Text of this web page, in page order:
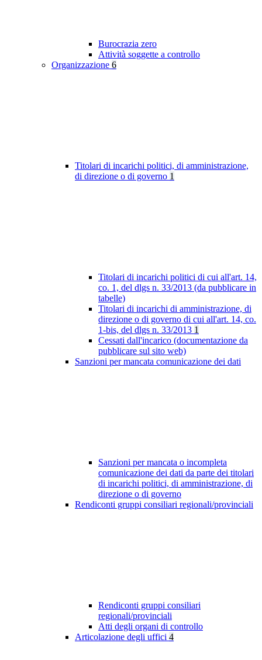
Burocrazia zero
Attività soggette a controllo
Organizzazione 6
Titolari di incarichi politici, di amministrazione,
di direzione o di governo 1
Titolari di incarichi politici di cui all'art. 14,
co. 1, del dlgs n. 33/2013 (da pubblicare in
tabelle)
Titolari di incarichi di amministrazione, di
direzione o di governo di cui all'art. 14, co.
1-bis, del dlgs n. 33/2013 1
Cessati dall'incarico (documentazione da
pubblicare sul sito web)
Sanzioni per mancata comunicazione dei dati
Sanzioni per mancata o incompleta
comunicazione dei dati da parte dei titolari
di incarichi politici, di amministrazione, di
direzione o di governo
Rendiconti gruppi consiliari regionali/provinciali
Rendiconti gruppi consiliari
regionali/provinciali
Atti degli organi di controllo
Articolazione degli uffici 4